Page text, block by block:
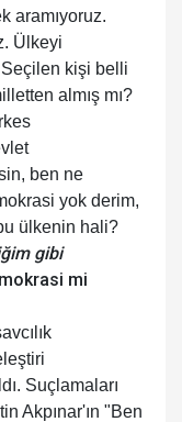
aramıyoruz.
Ülkeyi
kişi belli
almış mı?
ben ne
yok derim,
ülkenin hali?
gibi
mi
Suçlamaları
Akpınar'ın "Ben